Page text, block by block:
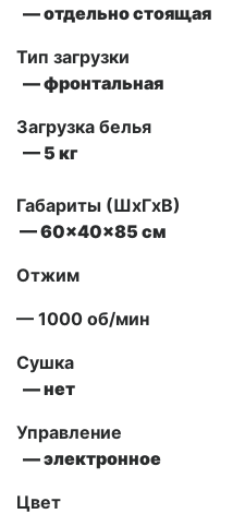
— отдельно стоящая
Тип загрузки
— фронтальная
Загрузка белья
— 5 кг
Габариты (ШxГxВ)
— 60x40x85 см
Отжим
— 1000 об/мин
Сушка
— нет
Управление
— электронное
Цвет